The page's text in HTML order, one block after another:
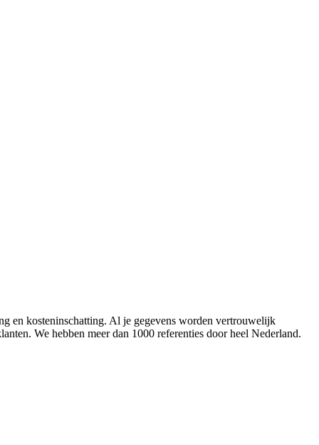
en kosteninschatting. Al je gegevens worden vertrouwelijk
We hebben meer dan 1000 referenties door heel Nederland.